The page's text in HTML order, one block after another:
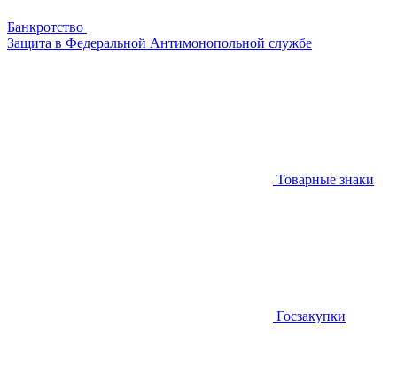
Банкротство
Защита в Федеральной Антимонопольной службе
Товарные знаки
Госзакупки